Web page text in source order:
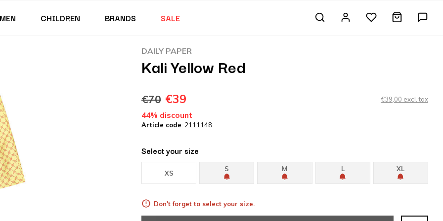
MEN CHILDREN BRANDS SALE
DAILY PAPER
Kali Yellow Red
€70 €39 €39,00 excl. tax
44% discount
Article code: 2111148
Select your size
XS
S M L XL
Don't forget to select your size.